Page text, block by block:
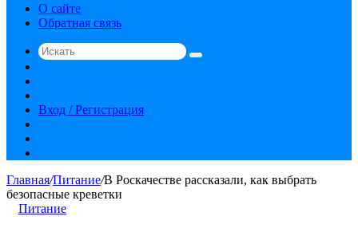
О сайте
Обратная связь
Искать
статья
Вход / Регистрация
Главная/Питание/В Роскачестве рассказали, как выбрать
безопасные креветки
Питание